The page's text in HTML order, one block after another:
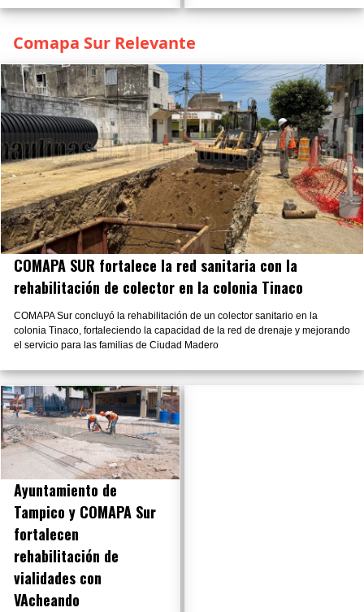
Comapa Sur Relevante
COMAPA SUR fortalece la red sanitaria con la
rehabilitación de colector en la colonia Tinaco
COMAPA Sur concluyó la rehabilitación de un colector sanitario en la
colonia Tinaco, fortaleciendo la capacidad de la red de drenaje y mejorando
el servicio para las familias de Ciudad Madero
Ayuntamiento de
Tampico y COMAPA Sur
fortalecen
rehabilitación de
vialidades con
VAcheando